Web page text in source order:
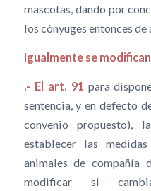
mascotas, dando por
los cónyuges entonces de
Igualmente se
.- El art. 91 para
sentencia, y en defecto
convenio propuesto),
establecer las
animales de compañía
modificar si